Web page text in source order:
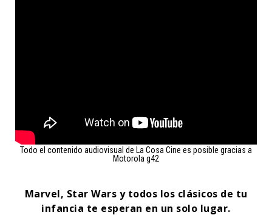
Todo el contenido audiovisual de La Cosa Cine es posible gracias a
Motorola g42
Marvel, Star Wars y todos los clásicos de tu
infancia te esperan en un solo lugar.